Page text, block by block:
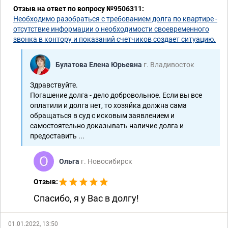
2-757/2019 (2-4695/2018;) ~ М-4061/2018
Наследство
2-631/2018 ~ М-128/2018
Отзыв на ответ по вопросу №9506311:
Необходимо разобраться с требованием долга по квартире -
отсутствие информации о необходимости своевременного
звонка в контору и показаний счетчиков создает ситуацию.
Булатова Елена Юрьевна г. Владивосток
Здравствуйте.
Погашение долга - дело добровольное. Если вы все
оплатили и долга нет, то хозяйка должна сама
обращаться в суд с исковым заявлением и
самостоятельно доказывать наличие долга и
предоставить ...
Ольга г. Новосибирск
Отзыв:
Спасибо, я у Вас в долгу!
01.01.2022, 13:50